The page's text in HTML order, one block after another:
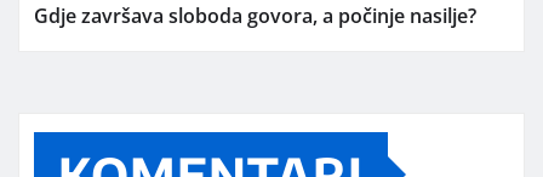
Gdje završava sloboda govora, a počinje nasilje?